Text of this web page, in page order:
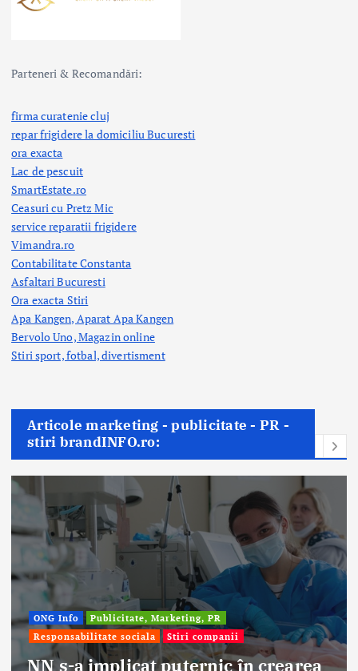
Parteneri & Recomandări:
firma curatenie cluj
repar frigidere la domiciliu Bucuresti
ora exacta
Lac de pescuit
SmartEstate.ro
Ceasuri cu Pretz Mic
service reparatii frigidere
Vimandra.ro
Contabilitate Constanta
Asfaltari Bucuresti
Ora exacta Stiri
Apa Kangen, Aparat Apa Kangen
Bervolo Uno, Magazin online
Stiri sport, fotbal,divertisment
Articole marketing - publicitate - PR -
stiri brandINFO.ro:
în crearea
Afaceri & Economie
Publicitate,
Stiri companii